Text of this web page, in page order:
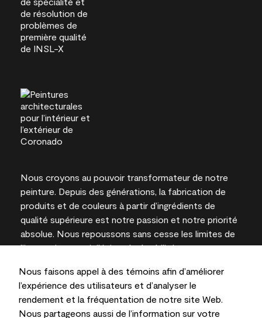
Nous faisons appel à des témoins afin d’améliorer
l’expérience des utilisateurs et d’analyser le
rendement et la fréquentation de notre site Web.
Nous partageons aussi de l’information sur votre
Nous croyons au pouvoir transformateur de notre
peinture. Depuis des générations, la fabrication de
produits et de couleurs à partir d’ingrédients de
qualité supérieure est notre passion et notre priorité
absolue. Nous repoussons sans cesse les limites de
l’innovation et privilégions la durabilité pour
l’expertise locale.